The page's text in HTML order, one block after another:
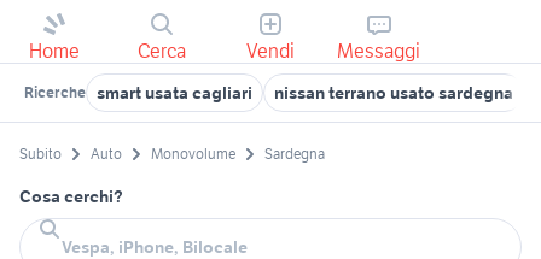
Home Cerca Vendi Messaggi
Ricerche smart usata cagliari nissan terrano usato sardegna
Subito Auto Monovolume Sardegna
Cosa cerchi?